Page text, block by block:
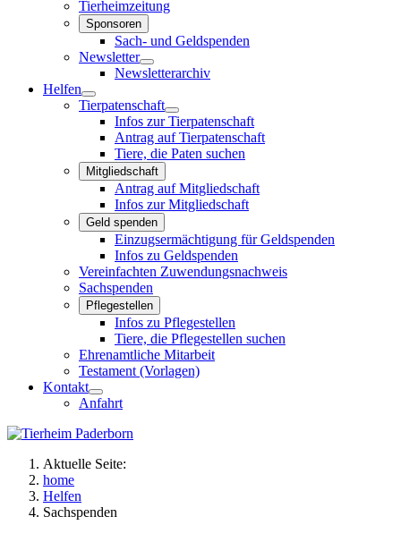
Tierheimzeitung
Sponsoren
Sach- und Geldspenden
Newsletter
Newsletterarchiv
Helfen
Tierpatenschaft
Infos zur Tierpatenschaft
Antrag auf Tierpatenschaft
Tiere, die Paten suchen
Mitgliedschaft
Antrag auf Mitgliedschaft
Infos zur Mitgliedschaft
Geld spenden
Einzugsermächtigung für Geldspenden
Infos zu Geldspenden
Vereinfachten Zuwendungsnachweis
Sachspenden
Pflegestellen
Infos zu Pflegestellen
Tiere, die Pflegestellen suchen
Ehrenamtliche Mitarbeit
Testament (Vorlagen)
Kontakt
Anfahrt
Aktuelle Seite:
home
Helfen
Sachspenden